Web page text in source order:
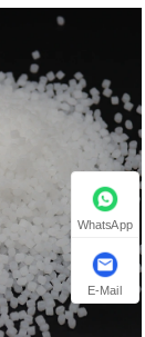
WhatsApp
E-Mail